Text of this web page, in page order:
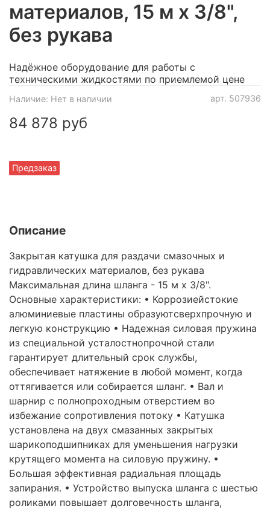
арт. 507936
Наличие: Нет в наличии
Предзаказ
материалов, 15 м х 3/8",
без рукава
84 878 руб
Надёжное оборудование для работы с
техническими жидкостями по приемлемой цене
Описание
Закрытая катушка для раздачи смазочных и
гидравлических материалов, без рукава
Максимальная длина шланга - 15 м х 3/8".
Основные характеристики: • Коррозиейстокие
алюминиевые пластины образуютсверхпрочную и
легкую конструкцию • Надежная силовая пружина
из специальной усталостнопрочной стали
гарантирует длительный срок службы,
обеспечивает натяжение в любой момент, когда
оттягивается или собирается шланг. • Вал и
шарнир с полнопроходным отверстием во
избежание сопротивления потоку • Катушка
установлена на двух смазанных закрытых
шарикоподшипниках для уменьшения нагрузки
крутящего момента на силовую пружину. •
Большая эффективная радиальная площадь
запирания. • Устройство выпуска шланга с шестью
роликами повышает долговечность шланга,